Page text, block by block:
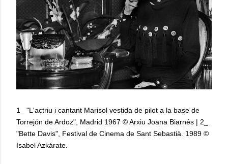
1_ "L'actriu i cantant Marisol vestida de pilot a la base de
Torrejón de Ardoz", Madrid 1967 © Arxiu Joana Biarnés | 2_
"Bette Davis", Festival de Cinema de Sant Sebastià. 1989 ©
Isabel Azkárate.